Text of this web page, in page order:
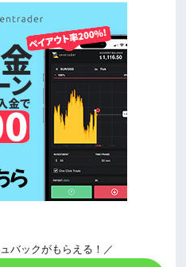
バックがもらえる！／